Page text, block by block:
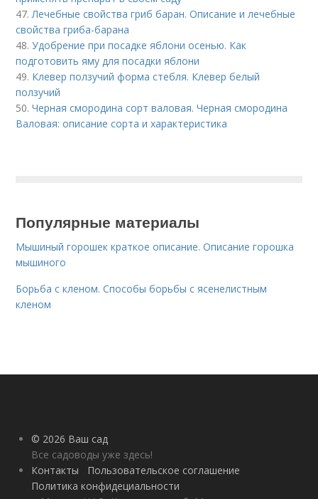
47. Лечебные свойства гриб баран. Описание и лечебные
свойства гриба-барана
48.Удобрение при посадке яблони осенью. Как
подготовить яму для посадки яблони
49. Клевер ползучий форма стебля. Клевер белый
ползучий
50.Черная смородина сорт валовая. Черная смородина
Валовая: описание сорта и характеристика
Популярные материалы
Мышиный горошек краткое описание. Описание горошка
мышиного
Борьба с кленом. Способы борьбы с ясенелистным
кленом
© 2026 Ваш сад
Все садоводы уже здесь!
Контакты
Пользовательское соглашение
Политика конфидециальности